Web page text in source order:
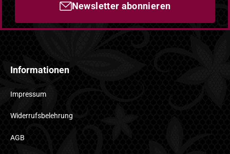
Newsletter abonnieren
Informationen
Impressum
Widerrufsbelehrung
AGB